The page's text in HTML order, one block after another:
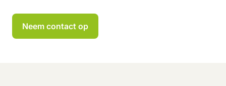
Neem contact op